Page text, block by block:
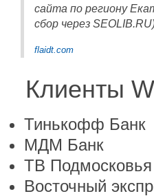
сайта по региону
сбор через
flaidt.com
Клиенты
Тинькофф Банк
МДМ Банк
ТВ Подмосковья
Восточный